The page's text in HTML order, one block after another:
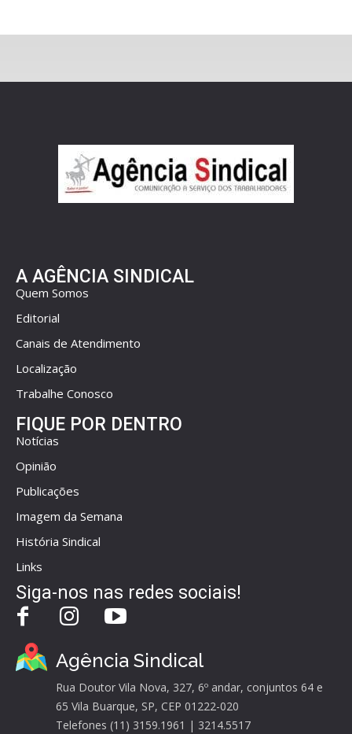
A AGÊNCIA SINDICAL
Quem Somos
Editorial
Canais de Atendimento
Localização
Trabalhe Conosco
FIQUE POR DENTRO
Notícias
Opinião
Publicações
Imagem da Semana
História Sindical
Links
Siga-nos nas redes sociais!
Agência Sindical
Rua Doutor Vila Nova, 327, 6º andar, conjuntos 64 e
65 Vila Buarque, SP, CEP 01222-020
Telefones (11) 3159.1961 | 3214.5517